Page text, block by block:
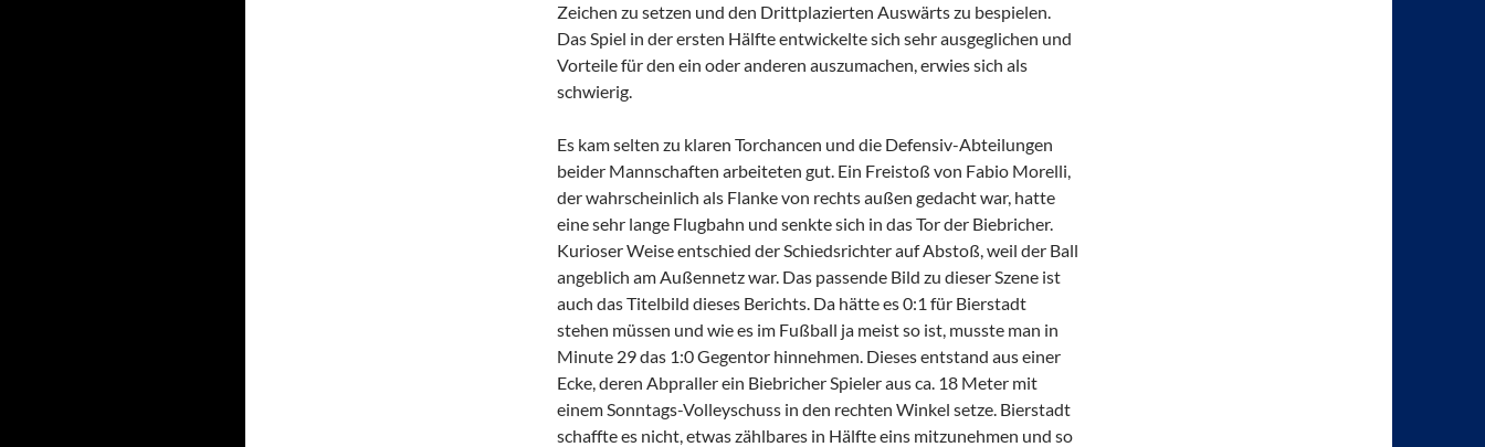
Zeichen zu setzen und den Drittplazierten Auswärts zu bespielen.
Das Spiel in der ersten Hälfte entwickelte sich sehr ausgeglichen und
Vorteile für den ein oder anderen auszumachen, erwies sich als
schwierig.
Es kam selten zu klaren Torchancen und die Defensiv-Abteilungen
beider Mannschaften arbeiteten gut. Ein Freistoß von Fabio Morelli,
der wahrscheinlich als Flanke von rechts außen gedacht war, hatte
eine sehr lange Flugbahn und senkte sich in das Tor der Biebricher.
Kurioser Weise entschied der Schiedsrichter auf Abstoß, weil der Ball
angeblich am Außennetz war. Das passende Bild zu dieser Szene ist
auch das Titelbild dieses Berichts. Da hätte es 0:1 für Bierstadt
stehen müssen und wie es im Fußball ja meist so ist, musste man in
Minute 29 das 1:0 Gegentor hinnehmen. Dieses entstand aus einer
Ecke, deren Abpraller ein Biebricher Spieler aus ca. 18 Meter mit
einem Sonntags-Volleyschuss in den rechten Winkel setze. Bierstadt
schaffte es nicht, etwas zählbares in Hälfte eins mitzunehmen und so